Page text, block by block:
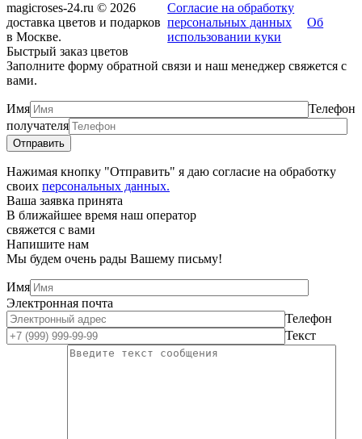
magicroses-24.ru © 2026
доставка цветов и подарков
в Москве.
Согласие на обработку
персональных данных
Об
использовании куки
Быстрый заказ цветов
Заполните форму обратной связи и наш менеджер свяжется с
вами.
Имя
Телефон
получателя
Нажимая кнопку "Отправить" я даю согласие на обработку
своих персональных данных.
Ваша заявка принята
В ближайшее время наш оператор
свяжется с вами
Напишите нам
Мы будем очень рады Вашему письму!
Имя
Электронная почта
Телефон
Текст